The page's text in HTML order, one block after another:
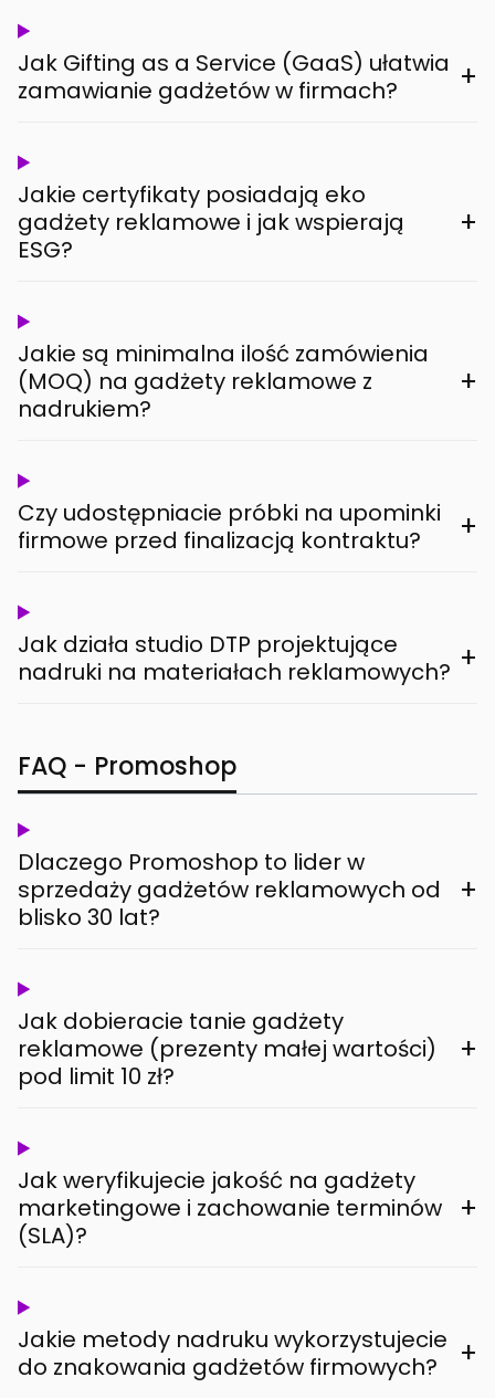
Jak Gifting as a Service (GaaS) ułatwia
zamawianie gadżetów w firmach?
+
Jakie certyfikaty posiadają eko
gadżety reklamowe i jak wspierają
ESG?
+
Jakie są minimalna ilość zamówienia
(MOQ) na gadżety reklamowe z
nadrukiem?
+
Czy udostępniacie próbki na upominki
firmowe przed finalizacją kontraktu?
+
Jak działa studio DTP projektujące
nadruki na materiałach reklamowych? +
FAQ - Promoshop
Dlaczego Promoshop to lider w
sprzedaży gadżetów reklamowych od
blisko 30 lat?
+
Jak dobieracie tanie gadżety
reklamowe (prezenty małej wartości)
pod limit 10 zł?
+
Jak weryfikujecie jakość na gadżety
marketingowe i zachowanie terminów
(SLA)?
+
Jakie metody nadruku wykorzystujecie
do znakowania gadżetów firmowych?
+